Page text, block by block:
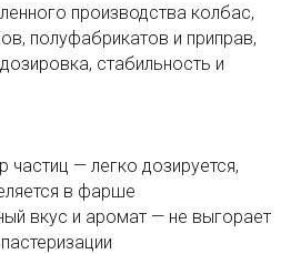
производства колбас,
полуфабрикатов и приправ,
стабильность и
— легко дозируется,
в фарше
вкус и аромат — не выгорает